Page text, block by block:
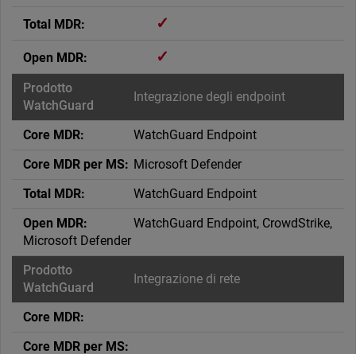
✓
✓
Integrazione degli endpoint
WatchGuard Endpoint
Microsoft Defender
WatchGuard Endpoint
WatchGuard Endpoint, CrowdStrike,
Microsoft Defender
Integrazione di rete